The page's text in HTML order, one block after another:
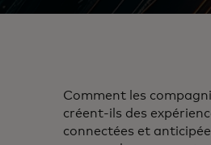
Comment les
créent-ils des
connectées et